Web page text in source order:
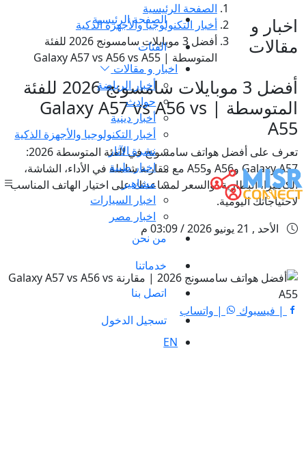
الصفحة الرئيسية
الفئات
اخبار و مقالات
أخبار الرياضة
حوادث
أخبار دينية
أخبار التكنولوجيا والأجهزة الذكية
نشرة الآثار
اخبار طبية
مشاهير
اخبار السيارات
اخبار مصر
من نحن
خدماتنا
اتصل بنا
تسجيل الدخول
EN
اخبار و
مقالات
الصفحة الرئيسية
أخبار التكنولوجيا والأجهزة الذكية
أفضل 3 موبايلات سامسونج 2026 للفئة
المتوسطة | Galaxy A57 vs A56 vs A55
أفضل 3 موبايلات سامسونج 2026 للفئة
المتوسطة | Galaxy A57 vs A56 vs
A55
تعرف على أفضل هواتف سامسونج في الفئة المتوسطة 2026:
Galaxy A57 وA56 وA55 مع مقارنة شاملة في الأداء، الشاشة،
الكاميرا، البطارية، والسعر لمساعدتك على اختيار الهاتف المناسب
لاحتياجاتك اليومية.
الأحد , 21 يونيو 2026 / 03:09 م
| فيسبوك | واتساب